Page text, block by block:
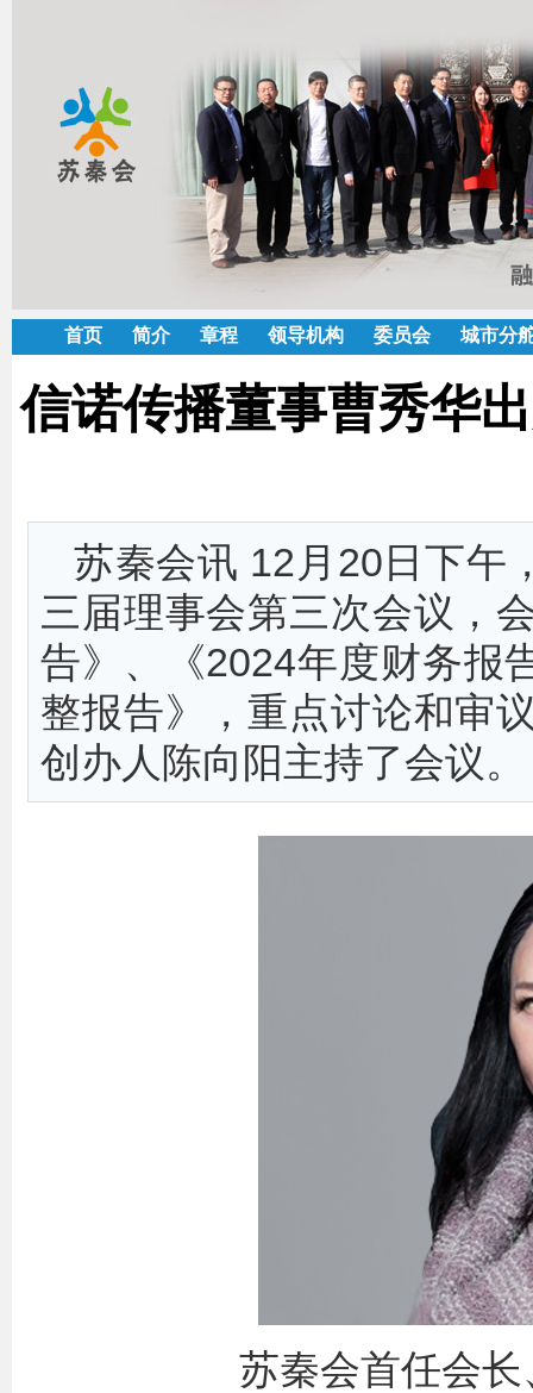
首页 简介 章程 领导机构 委员会 城市分
信诺传播董事曹秀华
苏秦会讯 12月20日下午
三届理事会第三次会议，
告》、《2024年度财务报
整报告》，重点讨论和审
创办人陈向阳主持了会议。
苏秦会首任会